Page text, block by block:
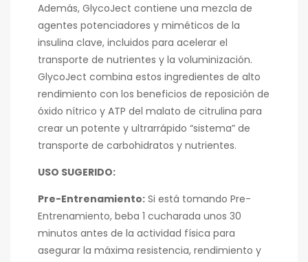
Además, GlycoJect contiene una mezcla de
agentes potenciadores y miméticos de la
insulina clave, incluidos para acelerar el
transporte de nutrientes y la voluminización.
GlycoJect combina estos ingredientes de alto
rendimiento con los beneficios de reposición de
óxido nítrico y ATP del malato de citrulina para
crear un potente y ultrarrápido “sistema” de
transporte de carbohidratos y nutrientes.
USO SUGERIDO:
Pre-Entrenamiento: Si está tomando Pre-
Entrenamiento, beba 1 cucharada unos 30
minutos antes de la actividad física para
asegurar la máxima resistencia, rendimiento y